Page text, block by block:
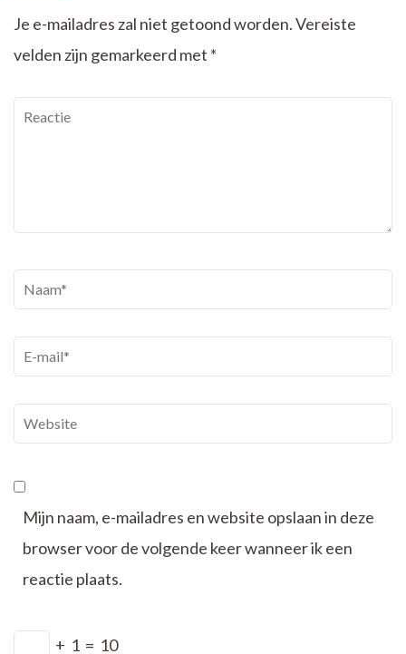
Je e-mailadres zal niet getoond worden.Vereiste
velden zijn gemarkeerd met *
Reactie
Naam*
E-
mail*
Website
Mijn naam, e-mailadres en website opslaan in deze
browser voor de volgende keer wanneer ik een
reactie plaats.
+ 1 = 10